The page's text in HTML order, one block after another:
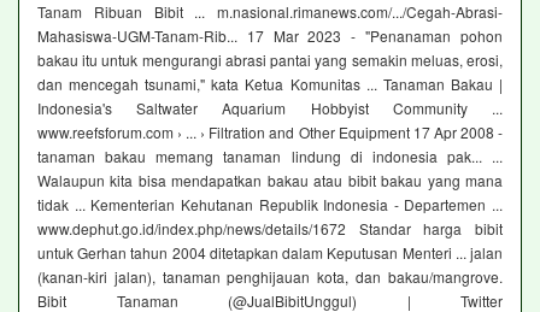
Tanam Ribuan Bibit ... m.nasional.rimanews.com/.../Cegah-Abrasi-
Mahasiswa-UGM-Tanam-Rib... 17 Mar 2023 - "Penanaman pohon
bakau itu untuk mengurangi abrasi pantai yang semakin meluas, erosi,
dan mencegah tsunami," kata Ketua Komunitas ... Tanaman Bakau |
Indonesia's Saltwater Aquarium Hobbyist Community ...
www.reefsforum.com › ... › Filtration and Other Equipment 17 Apr 2008 -
tanaman bakau memang tanaman lindung di indonesia pak... ...
Walaupun kita bisa mendapatkan bakau atau bibit bakau yang mana
tidak ... Kementerian Kehutanan Republik Indonesia - Departemen ...
www.dephut.go.id/index.php/news/details/1672 Standar harga bibit
untuk Gerhan tahun 2004 ditetapkan dalam Keputusan Menteri ... jalan
(kanan-kiri jalan), tanaman penghijauan kota, dan bakau/mangrove.
Bibit Tanaman (@JualBibitUnggul) | Twitter